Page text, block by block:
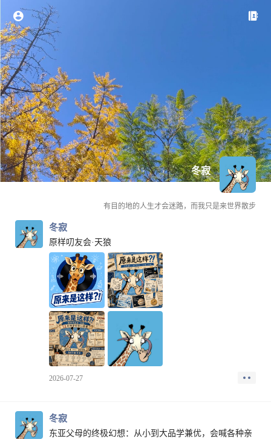
冬寂
有目的地的人生才会迷路，而我只是来世界散步
冬寂
原样叨友会·天狼
2026-07-27
冬寂
东亚父母的终极幻想：从小到大品学兼优，会喊各种亲